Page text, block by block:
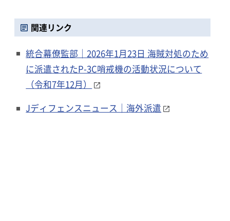
関連リンク
統合幕僚監部｜2026年1月23日 海賊対処のため
に派遣されたP-3C哨戒機の活動状況について
（令和7年12月）
Jディフェンスニュース｜海外派遣